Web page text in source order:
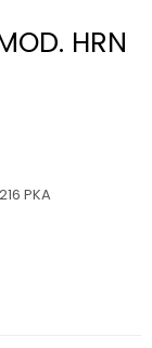
HRN
PKA